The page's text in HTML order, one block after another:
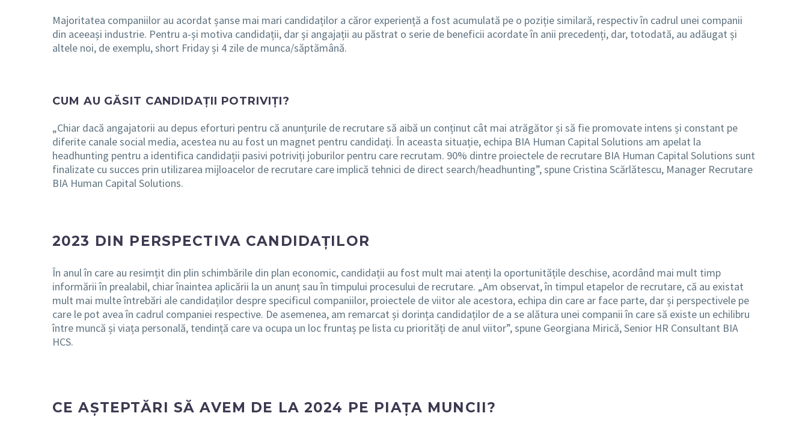
Majoritatea companiilor au acordat șanse mai mari candidaților a căror experiență a fost acumulată pe o poziție similară, respectiv în cadrul unei companii
din aceeași industrie. Pentru a-și motiva candidații, dar și angajații au păstrat o serie de beneficii acordate în anii precedenți, dar, totodată, au adăugat și
altele noi, de exemplu, short Friday și 4 zile de munca/săptămână.
CUM AU GĂSIT CANDIDAȚII POTRIVIȚI?
„Chiar dacă angajatorii au depus eforturi pentru că anunțurile de recrutare să aibă un conținut cât mai atrăgător și să fie promovate intens și constant pe
diferite canale social media, acestea nu au fost un magnet pentru candidați. În aceasta situație, echipa BIA Human Capital Solutions am apelat la
headhunting pentru a identifica candidații pasivi potriviți joburilor pentru care recrutam. 90% dintre proiectele de recrutare BIA Human Capital Solutions sunt
finalizate cu succes prin utilizarea mijloacelor de recrutare care implică tehnici de direct search/headhunting”, spune Cristina Scărlătescu, Manager Recrutare
BIA Human Capital Solutions.
2023 DIN PERSPECTIVA CANDIDAȚILOR
În anul în care au resimțit din plin schimbările din plan economic, candidații au fost mult mai atenți la oportunitățile deschise, acordând mai mult timp
informării în prealabil, chiar înaintea aplicării la un anunț sau în timpului procesului de recrutare. „Am observat, în timpul etapelor de recrutare, că au existat
mult mai multe întrebări ale candidaților despre specificul companiilor, proiectele de viitor ale acestora, echipa din care ar face parte, dar și perspectivele pe
care le pot avea în cadrul companiei respective. De asemenea, am remarcat și dorința candidaților de a se alătura unei companii în care să existe un echilibru
între muncă și viața personală, tendință care va ocupa un loc fruntaș pe lista cu priorități de anul viitor”, spune Georgiana Mirică, Senior HR Consultant BIA
HCS.
CE AȘTEPTĂRI SĂ AVEM DE LA 2024 PE PIAȚA MUNCII?